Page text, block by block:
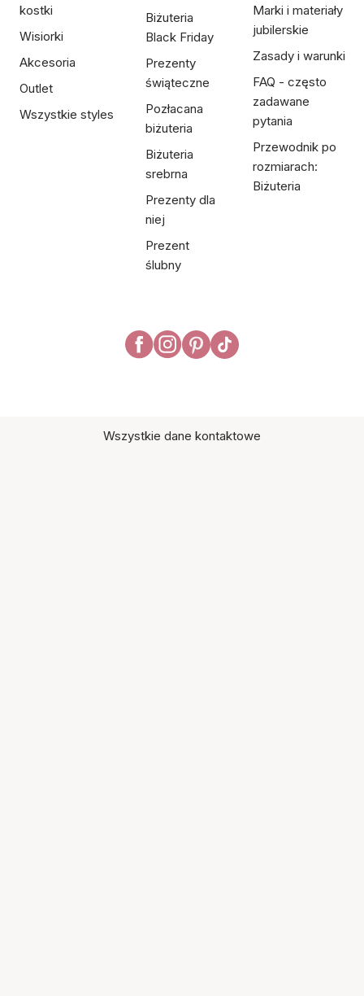
kostki
Wisiorki
Akcesoria
Outlet
Wszystkie styles
Biżuteria
Black Friday
Prezenty
świąteczne
Pozłacana
biżuteria
Biżuteria
srebrna
Prezenty dla
niej
Prezent
ślubny
Marki i materiały
jubilerskie
Zasady i warunki
FAQ - często
zadawane
pytania
Przewodnik po
rozmiarach:
Biżuteria
Wszystkie dane kontaktowe